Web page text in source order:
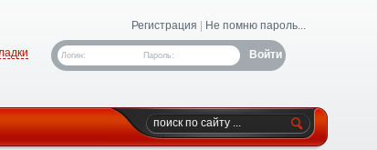
Регистрация Не помню пароль...
Логин: Пароль: